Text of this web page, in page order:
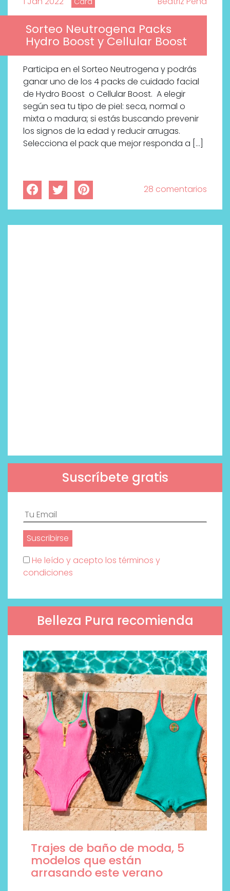
Sorteo Neutrogena Packs
Hydro Boost y Cellular Boost
Participa en el Sorteo Neutrogena y podrás
ganar uno de los 4 packs de cuidado facial
de Hydro Boost o Cellular Boost. A elegir
según sea tu tipo de piel: seca, normal o
mixta o madura; si estás buscando prevenir
los signos de la edad y reducir arrugas.
Selecciona el pack que mejor responda a […]
28 comentarios
Suscríbete gratis
He leído y acepto los términos y
condiciones
Belleza Pura recomienda
Trajes de baño de moda, 5
modelos que están
arrasando este verano